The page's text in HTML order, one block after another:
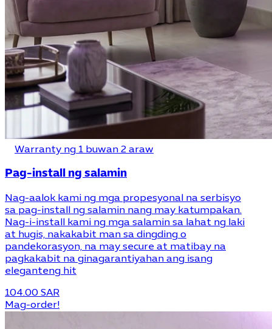
Warranty ng 1 buwan 2 araw
Pag-install ng salamin
Nag-aalok kami ng mga propesyonal na serbisyo
sa pag-install ng salamin nang may katumpakan.
Nag-i-install kami ng mga salamin sa lahat ng laki
at hugis, nakakabit man sa dingding o
pandekorasyon, na may secure at matibay na
pagkakabit na ginagarantiyahan ang isang
eleganteng hit
104.00 SAR
Mag-order!